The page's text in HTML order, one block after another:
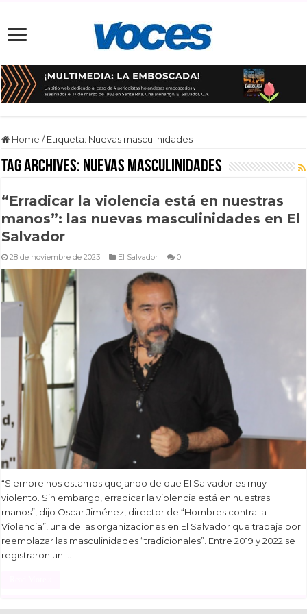
Home / Etiqueta: Nuevas masculinidades
Tag Archives: Nuevas masculinidades
“Erradicar la violencia está en nuestras
manos”: las nuevas masculinidades en El
Salvador
28 de noviembre de 2023 El Salvador 0
“Siempre nos estamos quejando de que El Salvador es muy
violento. Sin embargo, erradicar la violencia está en nuestras
manos”, dijo Oscar Jiménez, director de “Hombres contra la
Violencia”, una de las organizaciones en El Salvador que trabaja por
reemplazar las masculinidades “tradicionales”. Entre 2019 y 2022 se
registraron un …